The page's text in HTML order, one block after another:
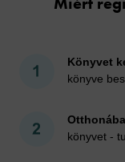
Könyvet
könyve
könyvet -